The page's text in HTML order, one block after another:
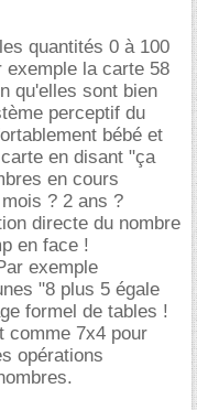
quantités 0 à 100
la carte 58
qu'elles sont bien
perceptif du
bébé et
en disant "ça
en cours
? 2 ans ?
directe du nombre
en face !
exemple
"8 plus 5 égale
formel de tables !
comme 7x4 pour
opérations